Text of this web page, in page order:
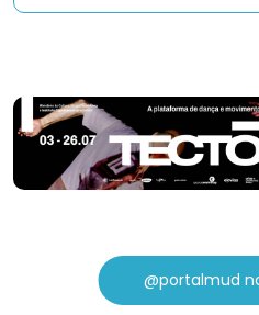
@portalmud